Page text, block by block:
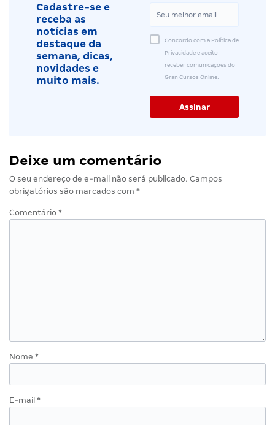
Cadastre-se e
receba as
notícias em
destaque da
semana, dicas,
novidades e
muito mais.
Concordo com a Política de
Privacidade e aceito
receber comunicações do
Gran Cursos Online.
Deixe um comentário
O seu endereço de e-mail não será publicado. Campos
obrigatórios são marcados com *
Comentário *
Nome *
E-mail *